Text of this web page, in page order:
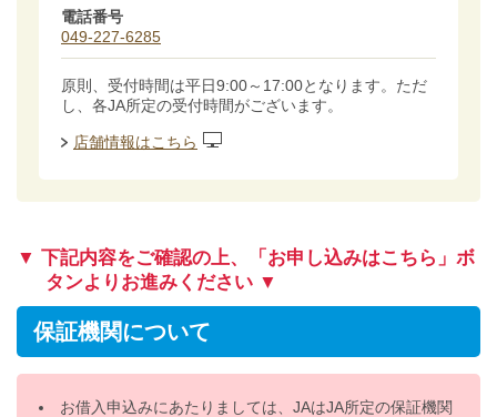
電話番号
049-227-6285
原則、受付時間は平日9:00～17:00となります。ただ
し、各JA所定の受付時間がございます。
店舗情報はこちら
▼ 下記内容をご確認の上、「お申し込みはこちら」ボ
タンよりお進みください ▼
保証機関について
お借入申込みにあたりましては、JAはJA所定の保証機関